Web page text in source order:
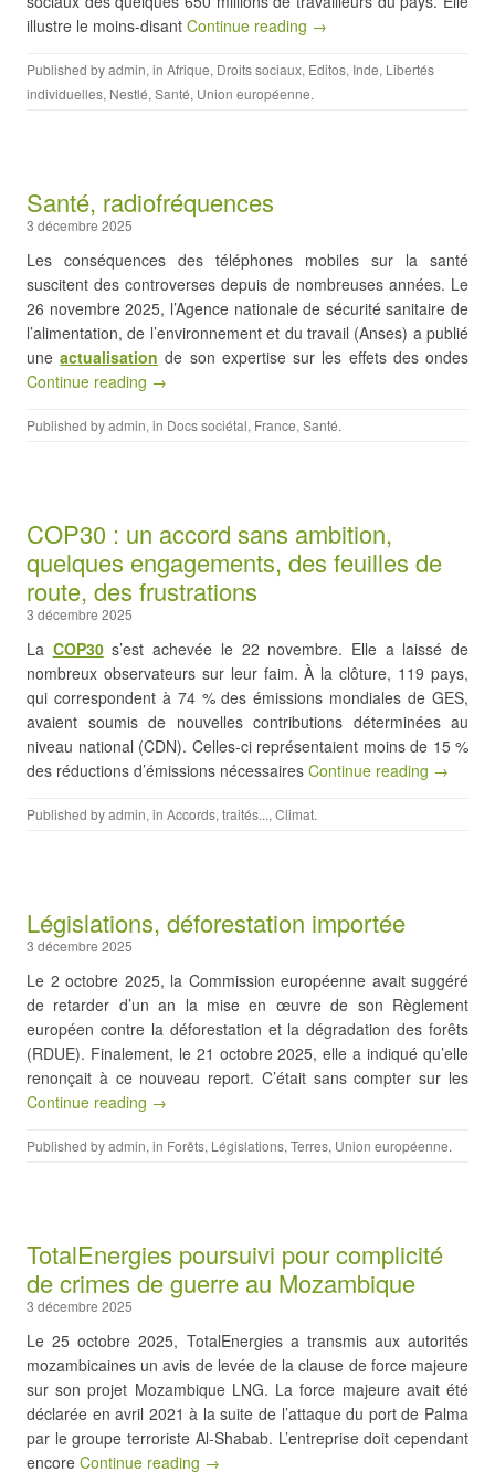
illustre le moins-disant Continue reading →
Published byadmin, in Afrique, Droits sociaux, Editos, Inde, Libertés
individuelles, Nestlé, Santé, Union européenne.
Santé, radiofréquences
3 décembre 2025
Les conséquences des téléphones mobiles sur la santé
suscitent des controverses depuis de nombreuses années. Le
26 novembre 2025, l’Agence nationale de sécurité sanitaire de
l’alimentation, de l’environnement et du travail (Anses) a publié
uneactualisation de son expertise sur les effets des ondes
Continue reading →
Published byadmin, in Docs sociétal, France, Santé.
COP30 : un accord sans ambition,
quelques engagements, des feuilles de
route, des frustrations
3 décembre 2025
La COP30s’est achevée le 22 novembre. Elle a laissé de
nombreux observateurs sur leur faim. À la clôture, 119 pays,
qui correspondent à 74 % des émissions mondiales de GES,
avaient soumis de nouvelles contributions déterminées au
niveau national (CDN). Celles-ci représentaient moins de 15 %
des réductions d’émissions nécessaires Continue reading →
Published byadmin, in Accords, traités..., Climat.
Législations, déforestation importée
3 décembre 2025
Le 2 octobre 2025, la Commission européenne avait suggéré
de retarder d’un an la mise en œuvre de son Règlement
européen contre la déforestation et la dégradation des forêts
(RDUE). Finalement, le 21 octobre 2025, elle a indiqué qu’elle
renonçait à ce nouveau report. C’était sans compter sur les
Continue reading →
Published byadmin, in Forêts, Législations, Terres, Union européenne.
TotalEnergies poursuivi pour complicité
de crimes de guerre au Mozambique
3 décembre 2025
Le 25 octobre 2025, TotalEnergies a transmis aux autorités
mozambicaines un avis de levée de la clause de force majeure
sur son projet Mozambique LNG. La force majeure avait été
déclarée en avril 2021 à la suite de l’attaque du port de Palma
par le groupe terroriste Al-Shabab. L’entreprise doit cependant
encore Continue reading →